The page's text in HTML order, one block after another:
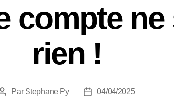
compte ne
rien !
Par Stephane Py 04/04/2025